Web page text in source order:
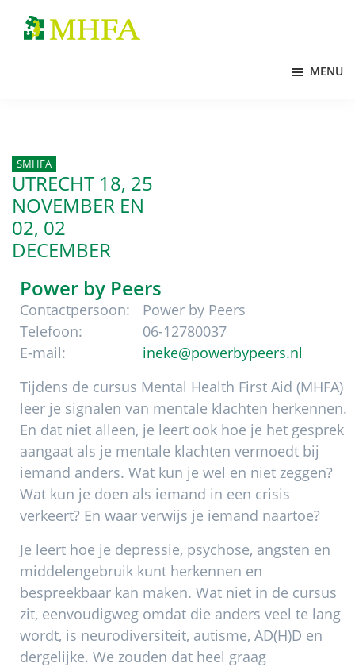
naar
naar
naar
MENU
SMHFA
UTRECHT 18, 25
NOVEMBER EN
02, 02
DECEMBER
Power by Peers
Contactpersoon:
Power by Peers
Telefoon:
06-12780037
E-mail:
ineke@powerbypeers.nl
Tijdens de cursus Mental Health First Aid (MHFA)
leer je signalen van mentale klachten herkennen.
En dat niet alleen, je leert ook hoe je het gesprek
aangaat als je mentale klachten vermoedt bij
iemand anders. Wat kun je wel en niet zeggen?
Wat kun je doen als iemand in een crisis
verkeert? En waar verwijs je iemand naartoe?
Je leert hoe je depressie, psychose, angsten en
middelengebruik kunt herkennen en
bespreekbaar kan maken. Wat niet in de cursus
zit, eenvoudigweg omdat die anders veel te lang
wordt, is neurodiversiteit, autisme, AD(H)D en
dergelijke. We zouden dat heel graag